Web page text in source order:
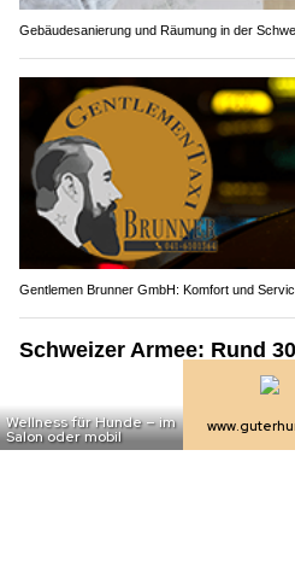
Gebäudesanierung und Räumung in der
Gentlemen Brunner GmbH: Komfort und
Schweizer Armee: Rund
Friedenseinsätze im